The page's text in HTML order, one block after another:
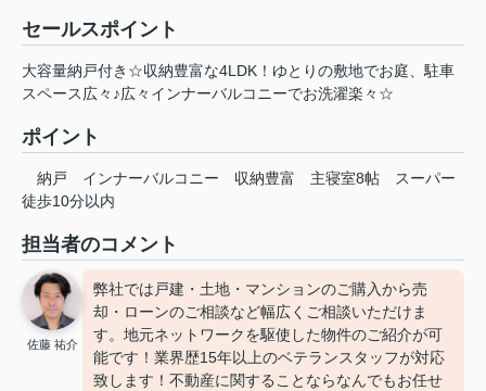
セールスポイント
大容量納戸付き☆収納豊富な4LDK！ゆとりの敷地でお庭、駐車
スペース広々♪広々インナーバルコニーでお洗濯楽々☆
ポイント
納戸 インナーバルコニー 収納豊富 主寝室8帖
スーパー
徒歩10分以内
担当者のコメント
佐藤 祐介
弊社では戸建・土地・マンションのご購入から売
却・ローンのご相談など幅広くご相談いただけま
す。地元ネットワークを駆使した物件のご紹介が可
能です！業界歴15年以上のベテランスタッフが対応
致します！不動産に関することならなんでもお任せ